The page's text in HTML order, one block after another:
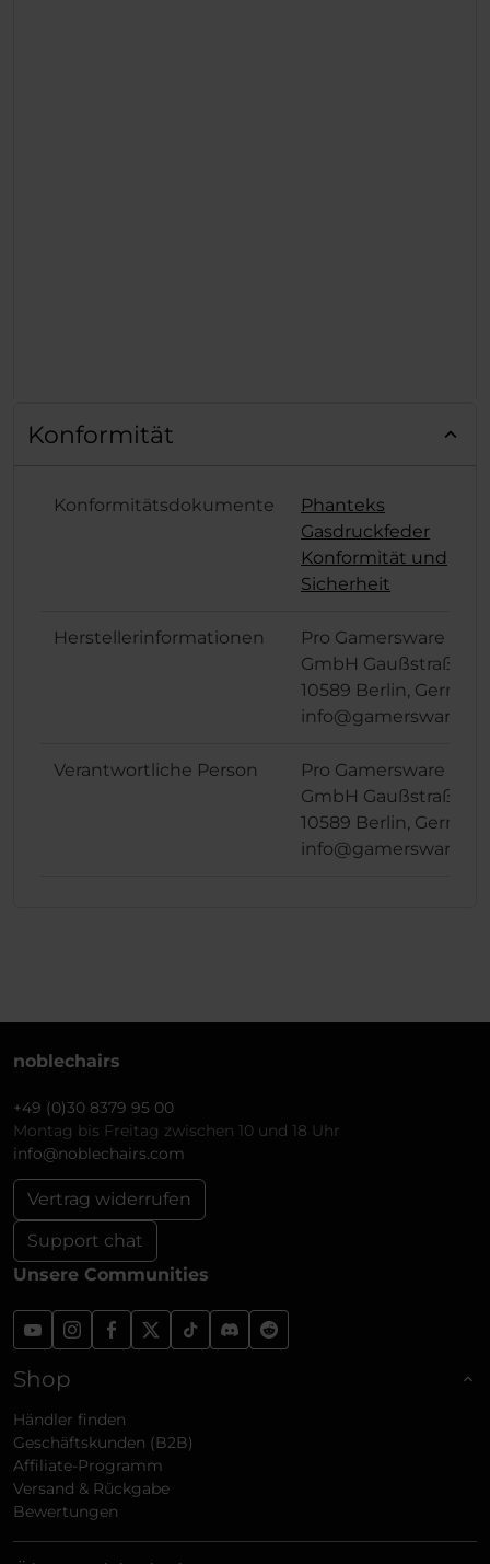
Konformität
Konformitätsdokumente
Phanteks
Gasdruckfeder
Konformität und
Sicherheit
Herstellerinformationen
Pro Gamersware
GmbH Gaußstraße 1,
10589 Berlin,
Verantwortliche Person
Pro Gamersware
GmbH Gaußstraße 1,
10589 Berlin,
noblechairs
+49 (0)30 8379 95 00
Montag bis Freitag zwischen 10 und 18 Uhr
info@noblechairs.com
Vertrag widerrufen
Support chat
Unsere Communities
Shop
Händler finden
Geschäftskunden (B2B)
Affiliate-Programm
Versand & Rückgabe
Bewertungen